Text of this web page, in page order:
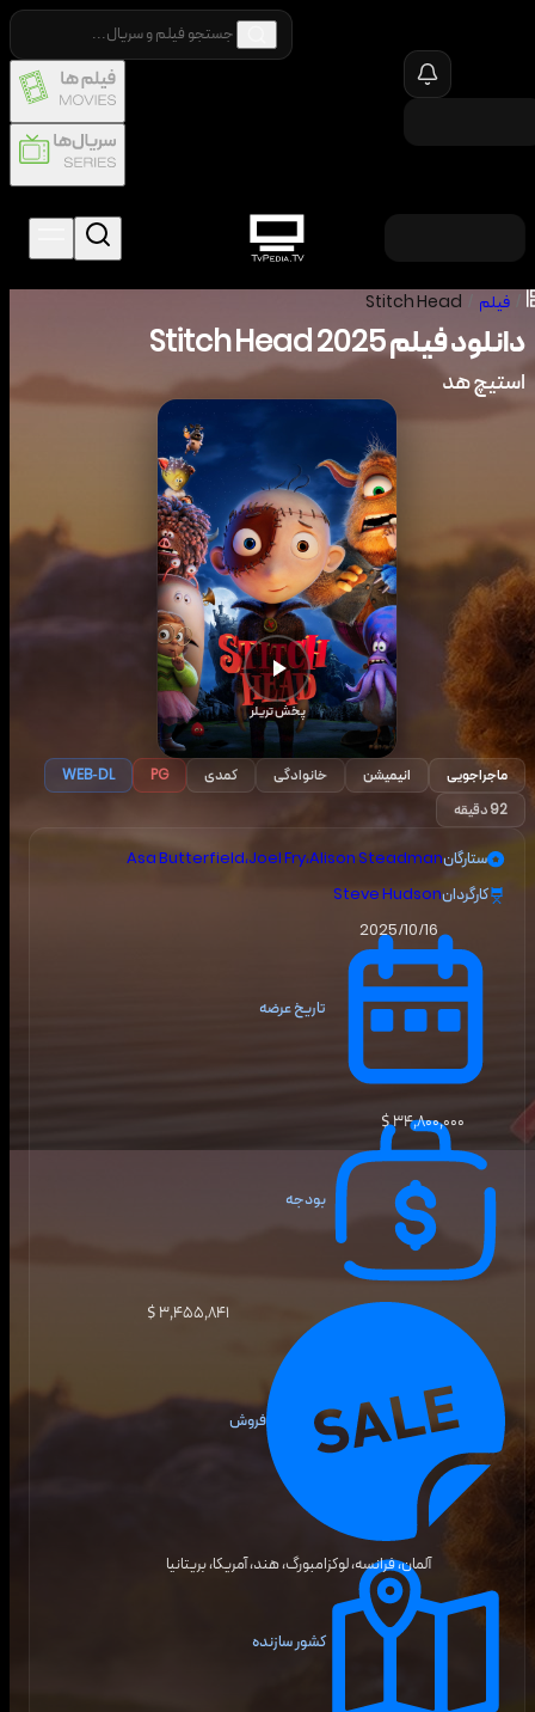
فیلم Stitch Head
دانلود فیلم2025
Stitch Head
استیچ هد
پخش تریلر
ماجراجویی انیمیشن خانوادگی کمدی PG
WEB-DL
92 دقیقه
ستارگان Asa Butterfield،Joel Fry،Alison Steadman
کارگردانSteve Hudson
تاریخ عرضه
2025/10/16
بودجه
۳۴٬۸۰۰٬۰۰۰ $
فروش
۳٬۴۵۵٬۸۴۱ $
کشور سازنده
آلمان، فرانسه، لوکزامبورگ، هند، آمریکا، بریتانیا